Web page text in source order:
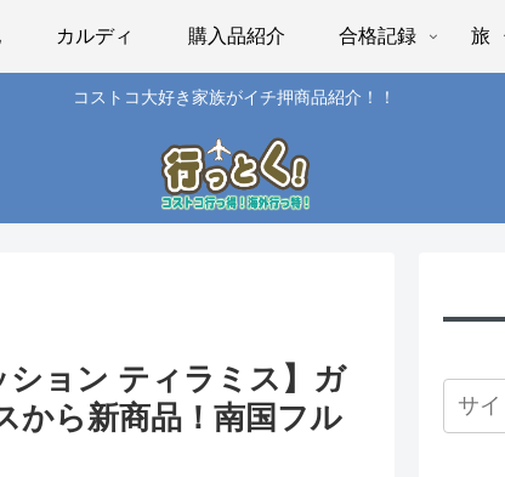
コストコ大好き家族がイチ押商品紹介！！
カルディ 購入品紹介 合格記録 旅
ョン ティラミス】ガ
から新商品！南国フル